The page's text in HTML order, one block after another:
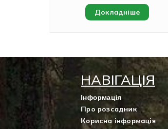
Докладніше
НАВІГАЦІЯ
Інформація
Про розсадник
Корисна інформація